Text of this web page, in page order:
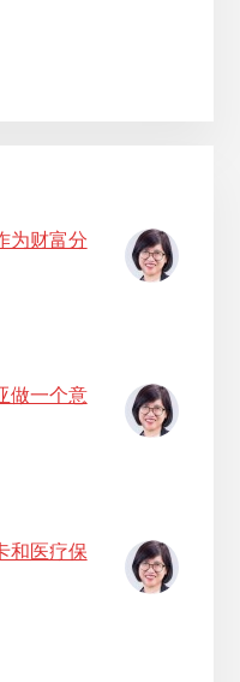
为财富分
做一个意
和医疗保